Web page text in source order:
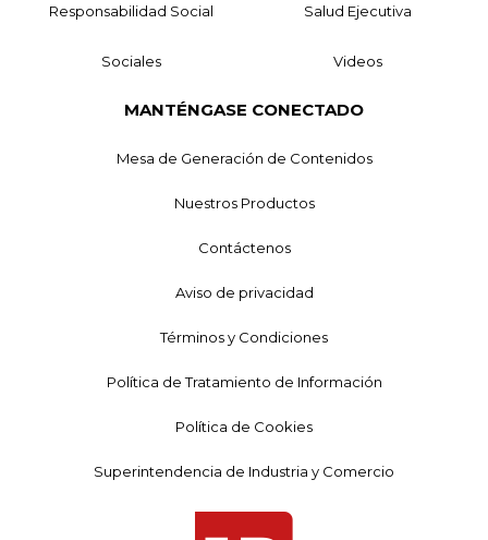
Responsabilidad Social Salud Ejecutiva
Sociales Videos
MANTÉNGASE CONECTADO
Mesa de Generación de Contenidos
Nuestros Productos
Contáctenos
Aviso de privacidad
Términos y Condiciones
Política de Tratamiento de Información
Política de Cookies
Superintendencia de Industria y Comercio